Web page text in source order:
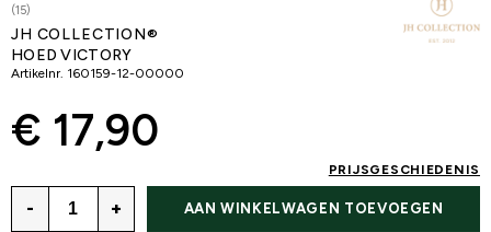
(15)
JH COLLECTION®
HOED VICTORY
Artikelnr. 160159-12-00000
€ 17,90
PRIJSGESCHIEDENIS
- + AAN WINKELWAGEN TOEVOEGEN